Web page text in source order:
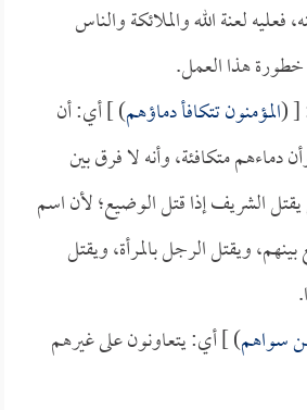
لعنة الله والملائكة والناس
هذا العمل.
[ (المؤمنون تتكافأ دماؤهم) ] أي: أن
دماءهم متكافئة، وأنه لا فرق بين
الشريف إذا قتل الوضيع؛ لأن اسم
ويقتل الرجل بالمرأة، ويقتل
سواهم) ] أي: يتعاونون على غيرهم